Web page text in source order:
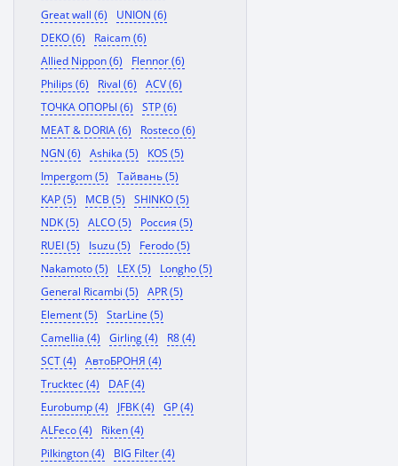
Great wall (6)
UNION (6)
DEKO (6)
Raicam (6)
Allied Nippon (6)
Flennor (6)
Philips (6)
Rival (6)
ACV (6)
ТОЧКА ОПОРЫ (6)
STP (6)
MEAT & DORIA (6)
Rosteco (6)
NGN (6)
Ashika (5)
KOS (5)
Impergom (5)
Тайвань (5)
KAP (5)
MCB (5)
SHINKO (5)
NDK (5)
ALCO (5)
Россия (5)
RUEI (5)
Isuzu (5)
Ferodo (5)
Nakamoto (5)
LEX (5)
Longho (5)
General Ricambi (5)
APR (5)
Element (5)
StarLine (5)
Camellia (4)
Girling (4)
R8 (4)
SCT (4)
АвтоБРОНЯ (4)
Trucktec (4)
DAF (4)
Eurobump (4)
JFBK (4)
GP (4)
ALFeco (4)
Riken (4)
Pilkington (4)
BIG Filter (4)